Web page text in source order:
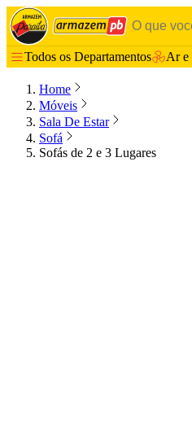
Todos os Departamentos Ar e
Home
Móveis
Sala De Estar
Sofá
Sofás de 2 e 3 Lugares